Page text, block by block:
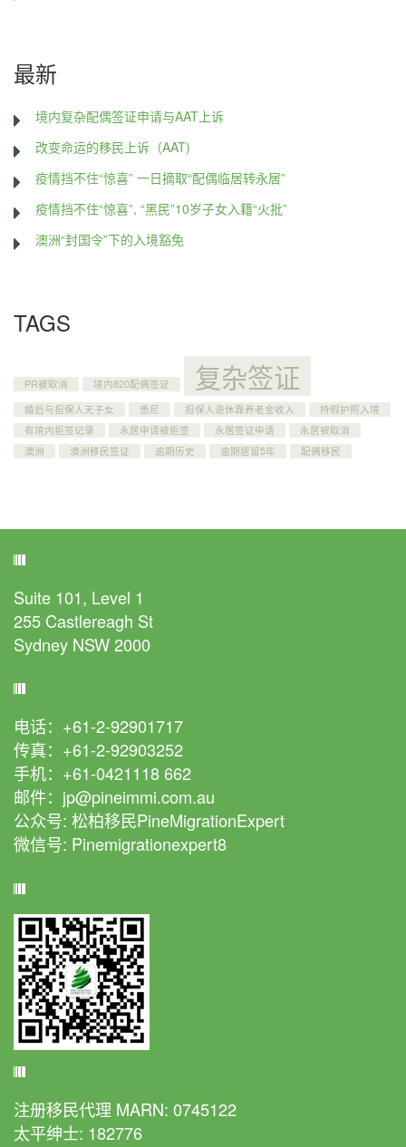
最新
境内复杂配偶签证申请与AAT上诉
改变命运的移民上诉（AAT)
疫情挡不住“惊喜” 一日摘取“配偶临居转永居”
疫情挡不住“惊喜”, “黑民”10岁子女入籍“火批”
澳洲“封国令”下的入境豁免
TAGS
PR被取消 境内820配偶签证 复杂签证
婚后与担保人无子女 悉尼 担保人退休靠养老金收入
持假护照入境
有境内拒签记录
永居申请被拒签 永居签证申请
永居被取消
澳洲
澳洲移民签证 逾期历史 逾期居留5年 配偶移民
Suite 101, Level 1
255 Castlereagh St
Sydney NSW 2000
电话：+61-2-92901717
传真：+61-2-92903252
手机：+61-0421118 662
邮件：jp@pineimmi.com.au
公众号: 松柏移民PineMigrationExpert
微信号: Pinemigrationexpert8
注册移民代理 MARN: 0745122
太平绅士: 182776